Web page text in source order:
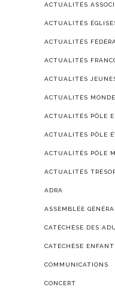
ACTUALITÉS
ACTUALITÉS
ACTUALITÉS
ACTUALITÉS
ACTUALITÉS
ACTUALITÉS MONDE
ACTUALITÉS PÔLE
ACTUALITÉS PÔLE
ACTUALITÉS PÔLE
ACTUALITÉS
ADRA
ASSEMBLÉE
CATÉCHÈSE DES
CATÉCHÈSE
COMMUNICATIONS
CONCERT